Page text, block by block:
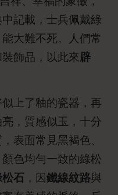
記載，士兵佩戴綠
大難不死。人們常
飾品，以此來辟
上了釉的瓷器，再
，質感似玉，十分
表面常見黑褐色、
色均勻一致的綠松
石 ，因鐵線紋路與